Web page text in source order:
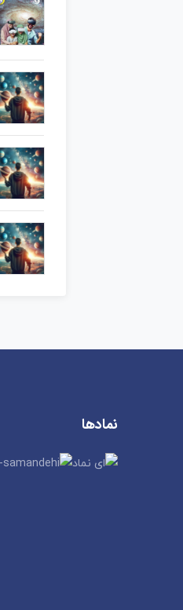
نمادها